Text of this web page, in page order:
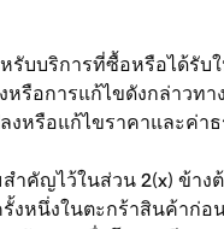
บริการที่ซื้อหรือได้รับ
หรือการแก้ไขดังกล่า
หรือแก้ไขราคาและค่
ำคัญไว้ในส่วน 2(x) ข้า
นึ่งในตะกร้าสินค้าก่อ